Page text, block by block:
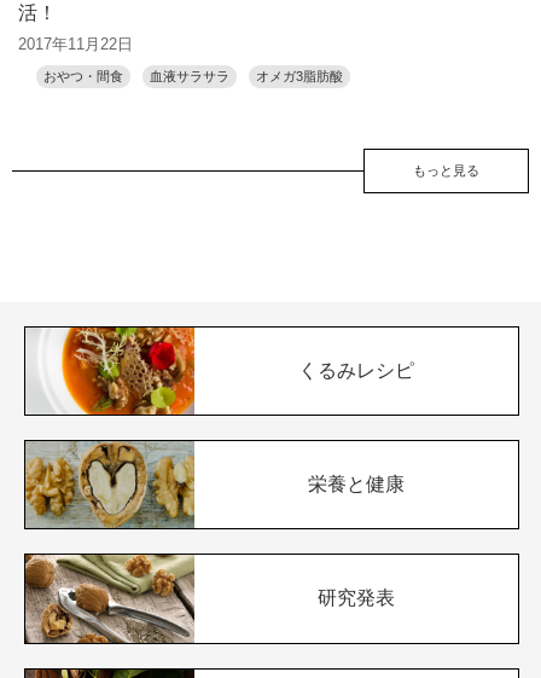
活！
2017年11月22日
おやつ・間食 血液サラサラ オメガ3脂肪酸
もっと見る
くるみレシピ
栄養と健康
研究発表